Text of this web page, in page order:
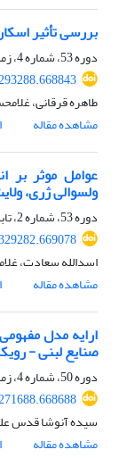
بررسی تأثیر
دوره 53، شماره 4، زمستان 1401، صفحه
طاهره قرقانی،
مشاهده مقاله
عوامل موثر بر
ولسوالی ژری،
دوره 53، شماره 2، تابستان 1401، صفحه
اسدالله سعادت،
مشاهده مقاله
ارایه مدل
صنایع لبنی -
دوره 50، شماره 4، زمستان 1398، صفحه
سیده آنوشا قدس
مشاهده مقاله